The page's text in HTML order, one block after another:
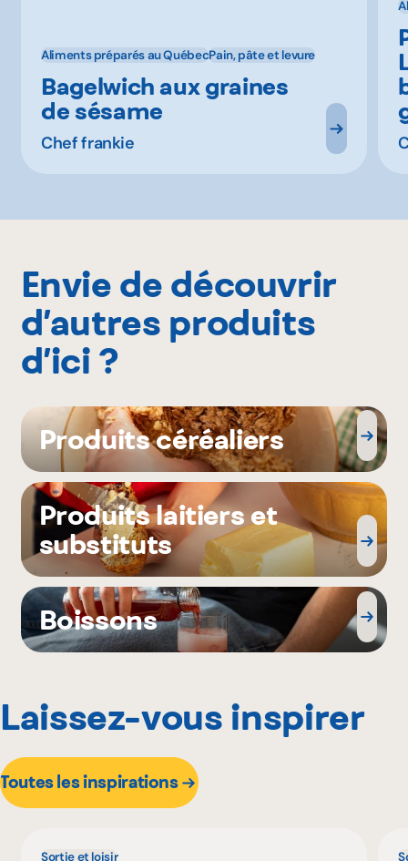
Aliments préparés au QuébecPain, pâte et levure
Bagelwich aux graines
de sésame
Chef frankie
Envie de découvrir
d’autres produits
d’ici ?
Produits céréaliers
Produits laitiers et
substituts
Boissons
Laissez-vous inspirer
Toutes les inspirations
Sortie et loisir